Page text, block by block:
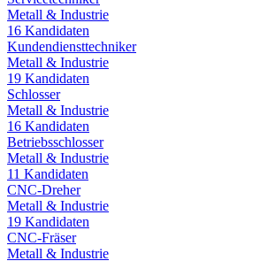
Metall & Industrie
16 Kandidaten
Kundendiensttechniker
Metall & Industrie
19 Kandidaten
Schlosser
Metall & Industrie
16 Kandidaten
Betriebsschlosser
Metall & Industrie
11 Kandidaten
CNC-Dreher
Metall & Industrie
19 Kandidaten
CNC-Fräser
Metall & Industrie